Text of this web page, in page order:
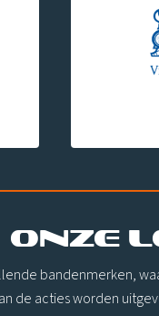
ONZE
bandenmerken,
de acties worden